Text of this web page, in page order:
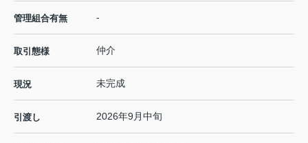
管理組合有無 -
取引態様 仲介
現況 未完成
引渡し 2026年9月中旬